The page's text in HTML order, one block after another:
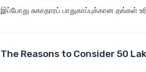
இப்போது சுகாதாரப் பாதுகாப்புக்கான தங்கள்
The Reasons to Consider 50